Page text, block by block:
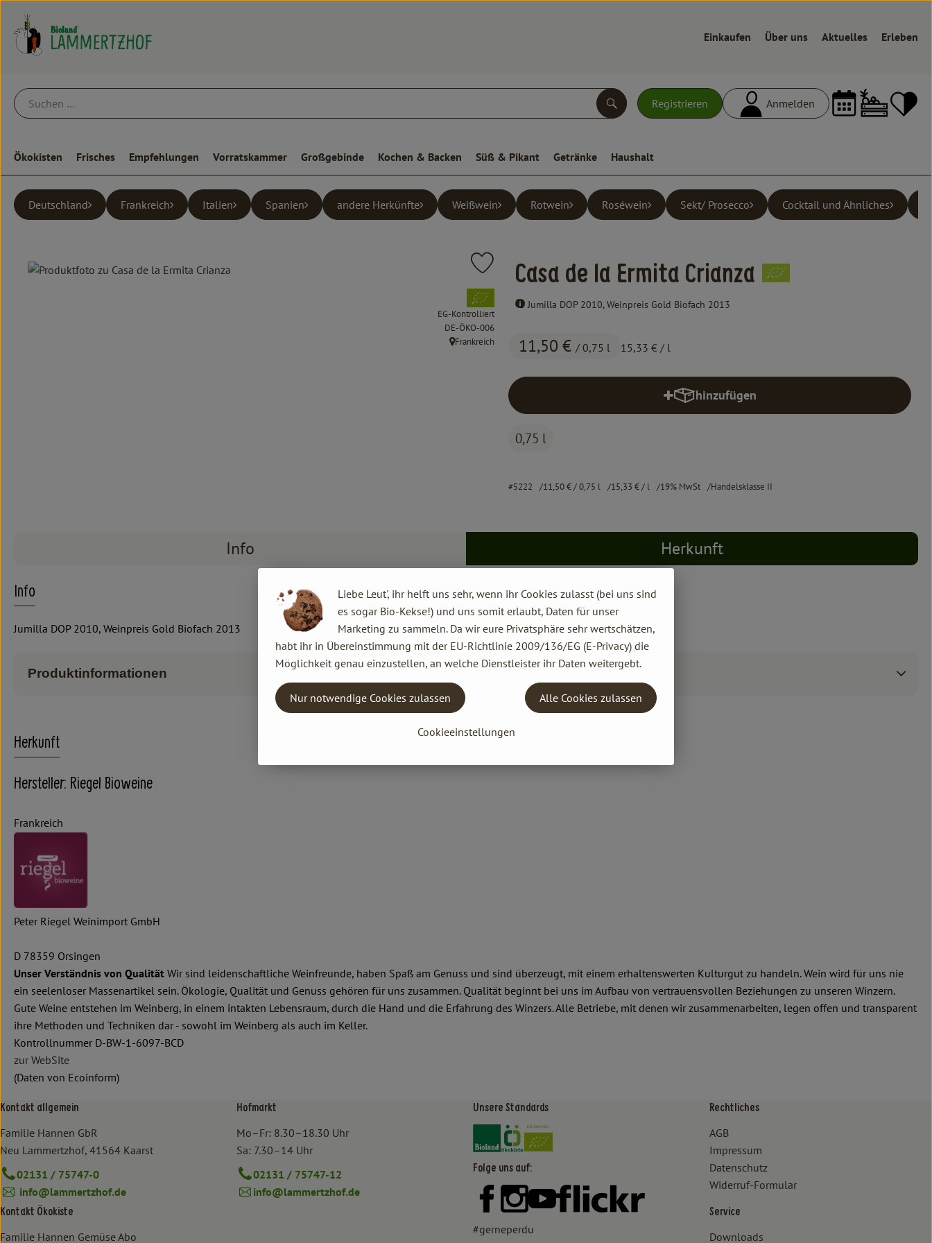
Einkaufen Über uns Aktuelles Erleben
Registrieren Anmelden
Suchen
Ökokisten Frisches Empfehlungen Vorratskammer Großgebinde Kochen & Backen Süß & Pikant Getränke Haushalt
Deutschland Frankreich Italien Spanien andere Herkünfte Weißwein Rotwein Roséwein Sekt/ Prosecco Cocktail und Ähnliches
Casa de la Ermita Crianza
Jumilla DOP 2010, Weinpreis Gold Biofach 2013
11,50 € / 0,75 l 15,33 € / l
Produkt zu Favouriten hinzufügen
, Verband:
EG-Kontrolliert
, Kontrollstelle:
DE-ÖKO-006
, Herkunft:
Frankreich
hinzufügen
Produkt zum Warenkorb hinzufügen
0,75 l
#5222 11,50 €/ 0,75 l 15,33 €/ l 19% MwSt Handelsklasse II
Info Herkunft
Info
Jumilla DOP 2010, Weinpreis Gold Biofach 2013
Produktinformationen
Herkunft
Hersteller: Riegel Bioweine
Frankreich
Peter Riegel Weinimport GmbH
D 78359 Orsingen
Unser Verständnis von Qualität Wir sind leidenschaftliche Weinfreunde, haben Spaß am Genuss und sind überzeugt, mit einem erhaltenswerten Kulturgut zu handeln. Wein wird für uns nie
ein seelenloser Massenartikel sein. Ökologie, Qualität und Genuss gehören für uns zusammen. Qualität beginnt bei uns im Aufbau von vertrauensvollen Beziehungen zu unseren Winzern.
Gute Weine entstehen im Weinberg, in einem intakten Lebensraum, durch die Hand und die Erfahrung des Winzers. Alle Betriebe, mit denen wir zusammenarbeiten, legen offen und transparent
ihre Methoden und Techniken dar - sowohl im Weinberg als auch im Keller.
Kontrollnummer D-BW-1-6097-BCD
zur WebSite
(Daten von Ecoinform)
Kontakt allgemein
Familie Hannen GbR
Neu Lammertzhof, 41564 Kaarst
02131 / 75747-0
info@lammertzhof.de
Kontakt Ökokiste
Familie Hannen Gemüse Abo
Hofmarkt
Mo–Fr: 8.30–18.30 Uhr
Sa: 7.30–14 Uhr
02131 / 75747-12
info@lammertzhof.de
Unsere Standards
Externer Link zu https://www.bioland.de/verbraucher
Externer Link zu https://www.oekokiste.de/
Folge uns auf:
Externer Link zu https://www.facebook.com/lammertzhof/
Externer Link zu https://www.instagram.com/lammertzhof/
Externer Link zu https://www.youtube.com/channel/
Externer Link zu https://www.flickr.com/photos/
#gerneperdu
Rechtliches
AGB
Impressum
Datenschutz
Widerruf-Formular
Service
Downloads
Liebe Leut', ihr helft uns sehr, wenn ihr Cookies zulasst (bei uns sind
es sogar Bio-Kekse!) und uns somit erlaubt, Daten für unser
Marketing zu sammeln. Da wir eure Privatsphäre sehr wertschätzen,
habt ihr in Übereinstimmung mit der EU-Richtlinie 2009/136/EG (E-Privacy) die
Möglichkeit genau einzustellen, an welche Dienstleister ihr Daten weitergebt.
Cookieeinstellungen
Nur notwendige Cookies zulassen Alle Cookies zulassen